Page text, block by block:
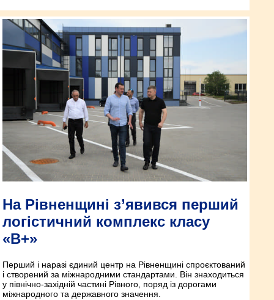
На Рівненщині з’явився перший
логістичний комплекс класу
«B+»
Перший і наразі єдиний центр на Рівненщині спроєктований
і створений за міжнародними стандартами. Він знаходиться
у північно-західній частині Рівного, поряд із дорогами
міжнародного та державного значення.